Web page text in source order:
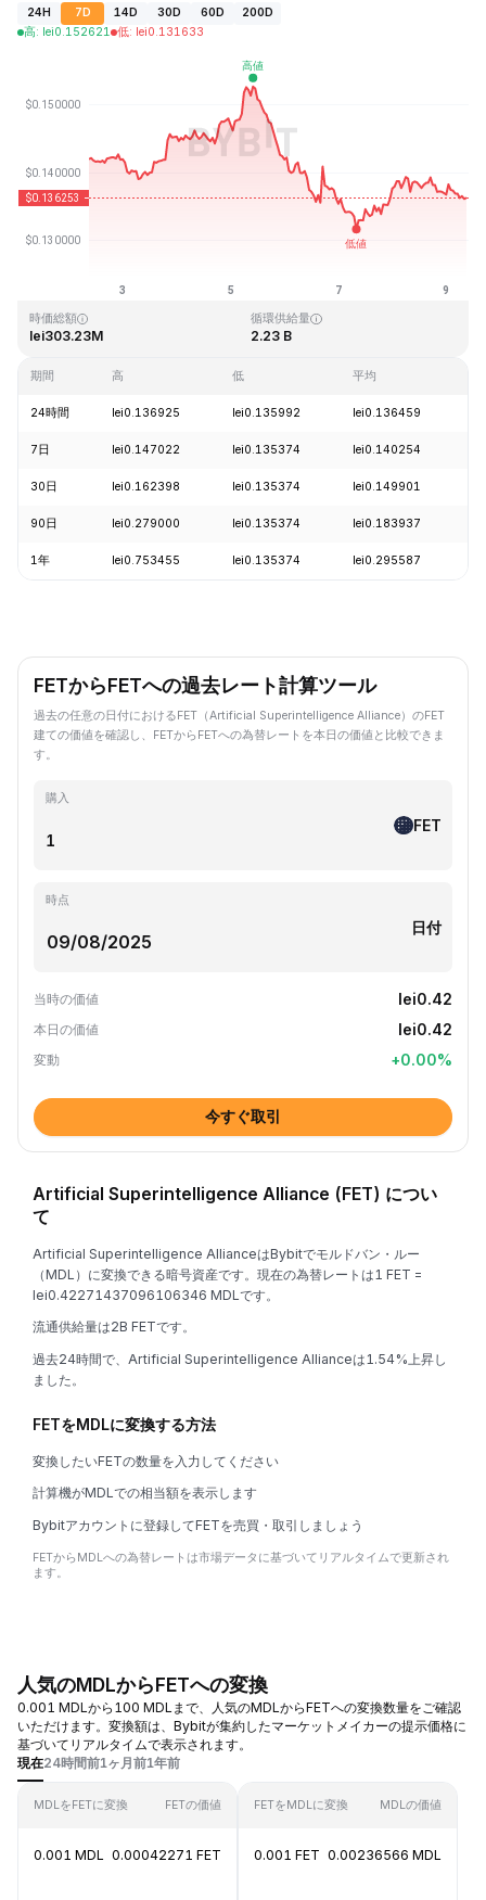
24H 7D 14D 30D 60D
200D
高: lei0.152621 低: lei0.131633
最終更新日時：2026-08-09、08:58 GMT+0
時価総額
lei303.23M
循環供給量
2.23 B
期間 高 低 平均
24時間 lei0.136925 lei0.135992 lei0.136459
7日 lei0.147022 lei0.135374 lei0.140254
30日 lei0.162398 lei0.135374 lei0.149901
90日 lei0.279000 lei0.135374 lei0.183937
1年 lei0.753455 lei0.135374 lei0.295587
FETからFETへの過去レート計算ツール
過去の任意の日付におけるFET（Artificial Superintelligence Alliance）のFET
建ての価値を確認し、FETからFETへの為替レートを本日の価値と比較できま
す。
購入
FET
時点
日付
当時の価値 lei0.42
本日の価値 lei0.42
変動 +0.00%
今すぐ取引
Artificial Superintelligence Alliance (FET) につい
て
Artificial Superintelligence AllianceはBybitでモルドバン・ルー
（MDL）に変換できる暗号資産です。現在の為替レートは1 FET =
lei0.42271437096106346 MDLです。
流通供給量は2B FETです。
過去24時間で、Artificial Superintelligence Allianceは1.54%上昇し
ました。
FETをMDLに変換する方法
変換したいFETの数量を入力してください
計算機がMDLでの相当額を表示します
Bybitアカウントに登録してFETを売買・取引しましょう
FETからMDLへの為替レートは市場データに基づいてリアルタイムで更新され
ます。
人気のMDLからFETへの変換
0.001 MDLから100 MDLまで、人気のMDLからFETへの変換数量をご確認
いただけます。変換額は、Bybitが集約したマーケットメイカーの提示価格に
基づいてリアルタイムで表示されます。
現在24時間前1ヶ月前1年前
MDLをFETに変換 FETの価値
0.001 MDL 0.00042271 FET
FETをMDLに変換 MDLの価値
0.001 FET 0.00236566 MDL